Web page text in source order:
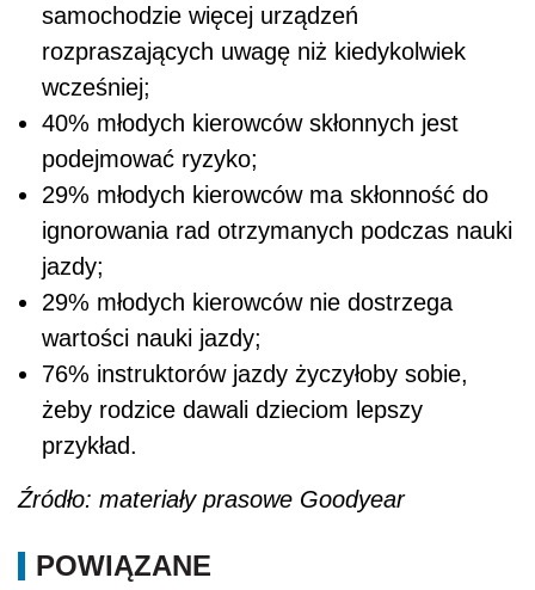
samochodzie więcej urządzeń
rozpraszających uwagę niż kiedykolwiek
wcześniej;
40% młodych kierowców skłonnych jest
podejmować ryzyko;
29% młodych kierowców ma skłonność do
ignorowania rad otrzymanych podczas nauki
jazdy;
29% młodych kierowców nie dostrzega
wartości nauki jazdy;
76% instruktorów jazdy życzyłoby sobie,
żeby rodzice dawali dzieciom lepszy
przykład.
Źródło: materiały prasowe Goodyear
POWIĄZANE